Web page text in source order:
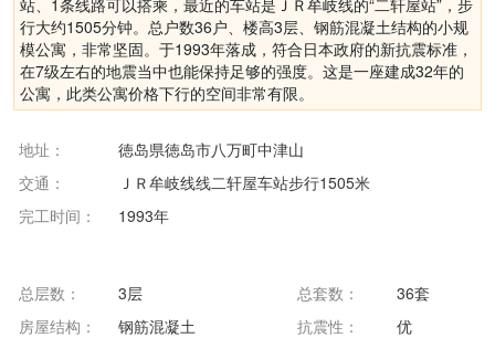
站、1条线路可以搭乘，最近的车站是ＪＲ牟岐线的“二轩屋站”，步
行大约1505分钟。总户数36户、楼高3层、钢筋混凝土结构的小规
模公寓，非常坚固。于1993年落成，符合日本政府的新抗震标准，
在7级左右的地震当中也能保持足够的强度。这是一座建成32年的
公寓，此类公寓价格下行的空间非常有限。
地址：
徳岛県徳岛市八万町中津山
交通：
ＪＲ牟岐线线二轩屋车站步行1505米
完工时间：
1993年
总层数： 3层 总套数：
36套
房屋结构：
钢筋混凝土 抗震性： 优